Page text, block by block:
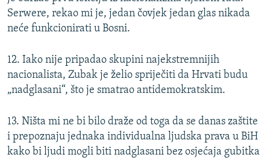
Serwere, rekao mi je, jedan čovjek jedan glas nikada
neće funkcionirati u Bosni.
12. Iako nije pripadao skupini najekstremnijih
nacionalista, Zubak je želio spriječiti da Hrvati budu
„nadglasani“, što je smatrao antidemokratskim.
13. Ništa mi ne bi bilo draže od toga da se danas zaštite
i prepoznaju jednaka individualna ljudska prava u BiH
kako bi ljudi mogli biti nadglasani bez osjećaja gubitka